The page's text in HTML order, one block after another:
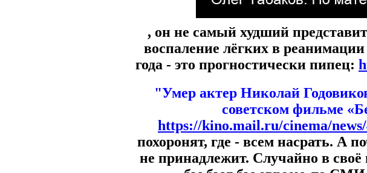
, он не самый худший
воспаление лёгких в
года - это прогностически пипец:
"Умер актер Николай
советском фильме
https://kino.mail.ru/cinema/
похоронят, где - всем насрать. А
не принадлежит. Случайно в